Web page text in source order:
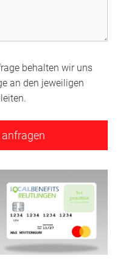
behalten wir uns
an den jeweiligen